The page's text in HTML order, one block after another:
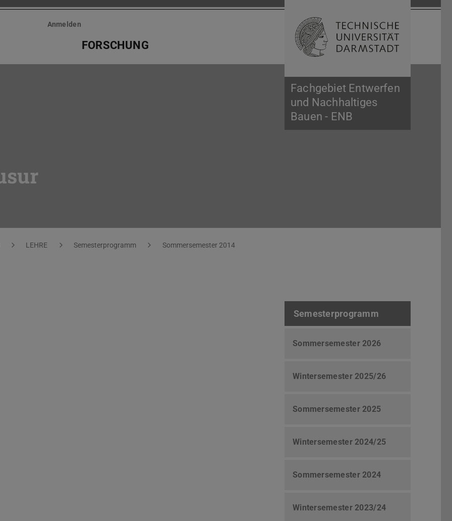
Fachgebiet Entwerfen
und Nachhaltiges
Bauen - ENB
Anmelden
FORSCHUNG Suche öffnen
LEHRE Semesterprogramm Sommersemester 2014
Semesterprogramm
Sommersemester 2026
Wintersemester 2025/26
Sommersemester 2025
Wintersemester 2024/25
Sommersemester 2024
Wintersemester 2023/24